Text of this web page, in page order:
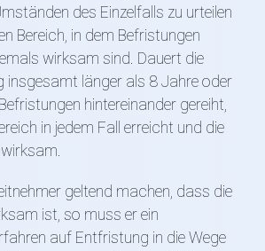
des Einzelfalls zu urteilen
Bereich, in dem Befristungen
wirksam sind. Dauert die
insgesamt länger als 8 Jahre oder
hintereinander gereiht,
in jedem Fall erreicht und die
geltend machen, dass die
ist, so muss er ein
auf Entfristung in die Wege